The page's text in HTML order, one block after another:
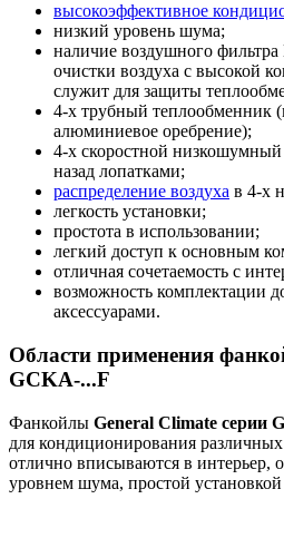
высокоэффективное
низкий уровень шума;
наличие воздушного
очистки воздуха с высокой
служит для защиты
4-х трубный теплообменник
алюминиевое оребрение);
4-х скоростной низкошумный
назад лопатками;
распределение воздуха в 4-х
легкость установки;
простота в использовании;
легкий доступ к основным
отличная сочетаемость с
возможность комплектации
аксессуарами.
Области применения
GCKA-...F
Фанкойлы General Climate серии
для кондиционирования
отлично вписываются в интерьер,
уровнем шума, простой